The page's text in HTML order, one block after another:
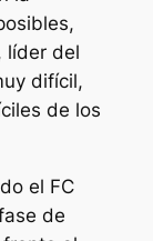
líder del
difícil,
de los
el FC
de